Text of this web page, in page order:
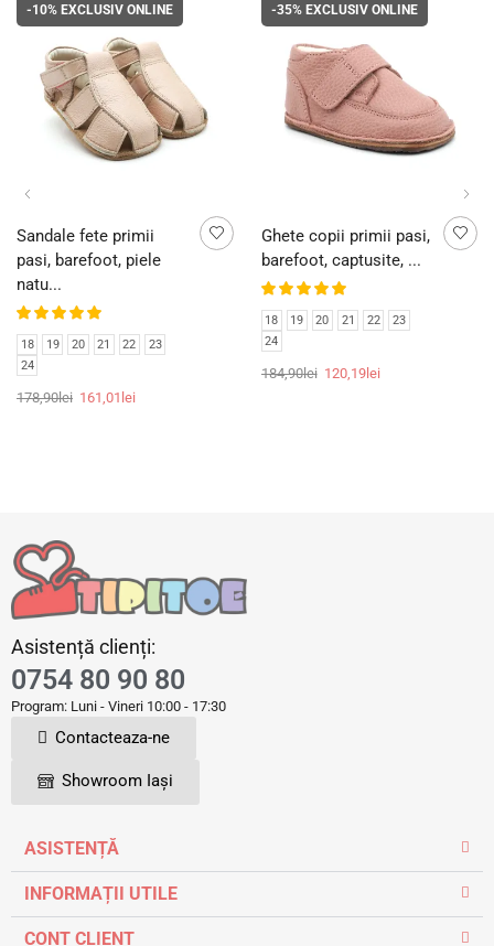
-10% EXCLUSIV ONLINE
Sandale fete primii
pasi, barefoot, piele
natu...
18 19 20 21 22
23
24
178,90lei 161,01 lei
-35%EXCLUSIV ONLINE
Ghete copii primii pasi,
barefoot, captusite, ...
18 19 20 21 22
23
24
184,90lei 120,19lei
Asistență clienți:
0754 80 90 80
Program: Luni - Vineri 10:00 - 17:30
Contacteaza-ne
Showroom Iași
ASISTENȚĂ
INFORMAȚII UTILE
CONT CLIENT